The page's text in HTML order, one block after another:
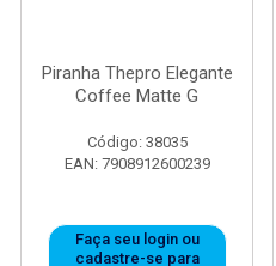
Piranha Thepro Elegante
Coffee Matte G
Código: 38035
EAN: 7908912600239
Faça seu login ou
cadastre-se para